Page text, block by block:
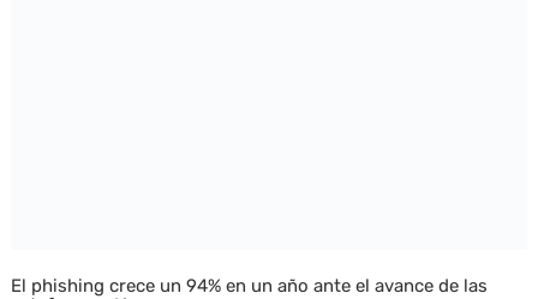
El phishing crece un 94% en un año ante el avance de las